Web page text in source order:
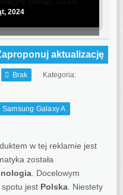
2024
aktualizację
Brak
Kategoria:
Samsung Galaxy A
w tej reklamie jest
została
. Docelowym
jest Polska Niestety